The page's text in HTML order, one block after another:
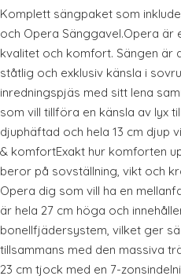
Komplett sängpaket som
och Opera Sänggavel.Opera är
kvalitet och komfort. Sängen är
ståtlig och exklusiv känsla i
inredningspjäs med sitt lena
som vill tillföra en känsla av lyx
djuphäftad och hela 13 cm djup
& komfortExakt hur komforten
beror på sovställning, vikt och
Opera dig som vill ha en
är hela 27 cm höga och
bonellfjädersystem, vilket ger
tillsammans med den massiva
23 cm tjock med en 7-